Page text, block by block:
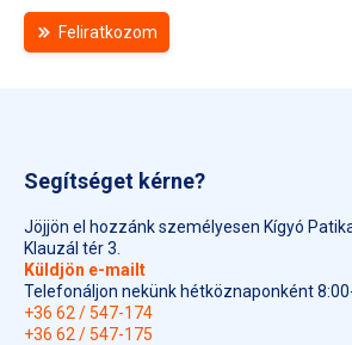
Feliratkozom
Segítséget kérne?
Jöjjön el hozzánk személyesen Kígyó
Klauzál tér 3.
Küldjön e-mailt
Telefonáljon nekünk hétköznaponként
+36 62 / 547-174
+36 62 / 547-175